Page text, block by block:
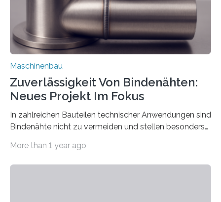
Maschinenbau
Zuverlässigkeit Von Bindenähten:
Neues Projekt Im Fokus
In zahlreichen Bauteilen technischer Anwendungen sind
Bindenähte nicht zu vermeiden und stellen besonders
Matrixmaterials eine große Herausforderung dar.
More than 1 year ago